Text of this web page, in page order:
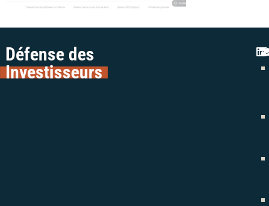
Défense des
Investisseurs